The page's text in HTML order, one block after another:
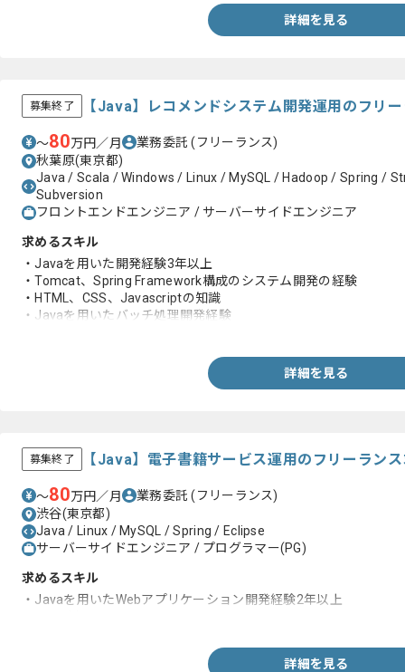
詳細を見る
募集終了 【Java】レコメンドシステム開発運用のフリ
〜80万円／月 業務委託(フリーランス)
秋葉原(東京都)
Java / Scala / Windows / Linux / MySQL / Hadoop / Spring /
Subversion
フロントエンドエンジニア / サーバーサイドエンジニア
求めるスキル
・Javaを用いた開発経験3年以上
・Tomcat、Spring Framework構成のシステム開発の経験
・HTML、CSS、Javascriptの知識
・Javaを用いたバッチ処理開発経験
詳細を見る
募集終了 【Java】電子書籍サービス運用のフリーラン
〜80万円／月 業務委託(フリーランス)
渋谷(東京都)
Java / Linux / MySQL / Spring / Eclipse
サーバーサイドエンジニア / プログラマー(PG)
求めるスキル
・Javaを用いたWebアプリケーション開発経験2年以上
詳細を見る